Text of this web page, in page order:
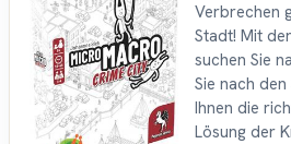
Verbrechen
Stadt! Mit
suchen Sie
Sie nach
Ihnen die
Lösung der